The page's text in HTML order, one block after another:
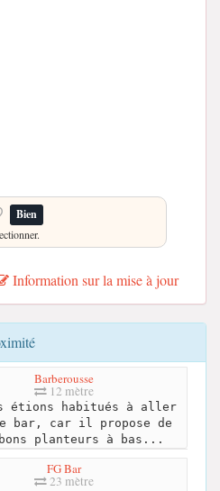
Bien
Information sur la mise à jour
Barberousse
12 mètre
étions habitués à aller
bar, car il propose de
planteurs à bas...
FG Bar
23 mètre